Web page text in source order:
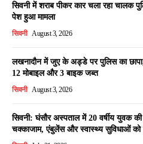
सिवनी में शराब पीकर कार चला रहा चालक
पेश हुआ मामला
सिवनी August 3, 2026
लखनादौन में जुए के अड्डे पर पुलिस का
12 मोबाइल और 3 बाइक जब्त
सिवनी August 3, 2026
सिवनी: घंसौर अस्पताल में 20 वर्षीय युवक
चक्काजाम, एंबुलेंस और स्वास्थ्य सुविधाओं को